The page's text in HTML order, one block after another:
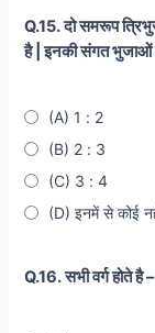
Q.15. दो समरूप
है | इनकी संगत भुजाओं
(A) 1 : 2
(B) 2 : 3
(C) 3 : 4
(D) इनमें से कोई
Q.16. सभी वर्ग होते है –